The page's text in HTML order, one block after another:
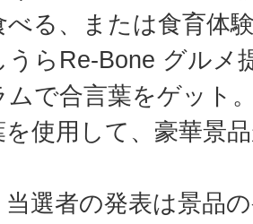
べる、または食育体
うらRe-Bone グルメ
ムで合言葉をゲット
を使用して、豪華景
当選者の発表は景品